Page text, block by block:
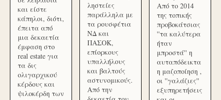
και είστε
κάπηλοι, διότι,
έπειτα από
μια δεκαετία
έμφαση στο
real estate για
τα δις
ολιγαρχικού
κέρδους και
ψιλοκέρδη των
ληστείες
παράλληλα με
τα ρουσφέτια
ΝΔ και
ΠΑΣΟΚ,
επίορκους
υπαλλήλους
και βαλτούς
αστυνομικούς.
Από την
Από το 2014
της τοπικής
προβοκάτσιας
''τα καλύτερα
ήταν
μπροστά'' η
αυταπόδεικτα
η μαζοποίηση ,
οι ''γαλάζιες''
εξυπηρετήσεις